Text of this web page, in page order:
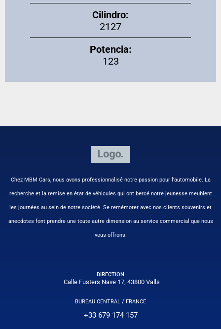
Cilindro:
2127
Potencia:
123
Chez MBM Cars, nous avons professionnalisé notre passion pour l’automobile. La
recherche et la remise en état de véhicules qui ont bercé notre jeunesse meublent
les journées au sein de notre société. Se remémorer avec nos clients souvenirs et
anecdotes font prendre une toute autre dimension au service commercial que nous
vous offrons.
DIRECTION
Calle Fusters Nave 17, 43800 Valls
BUREAU CENTRAL / FRANCE
+33 679 174 157